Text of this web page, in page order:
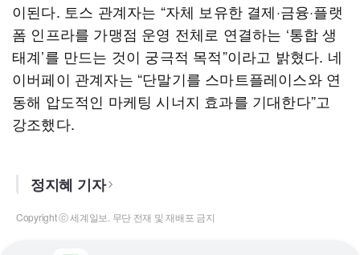
이된다. 토스 관계자는 “자체 보유한 결제·금융·플랫
폼 인프라를 가맹점 운영 전체로 연결하는 ‘통합 생
태계’를 만드는 것이 궁극적 목적”이라고 밝혔다. 네
이버페이 관계자는 “단말기를 스마트플레이스와 연
동해 압도적인 마케팅 시너지 효과를 기대한다”고
강조했다.
정지혜 기자
Copyright ⓒ 세계일보. 무단 전재 및 재배포 금지